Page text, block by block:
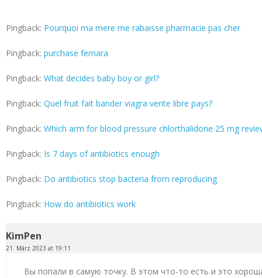
Pingback: Pourquoi ma mere me rabaisse pharmacie pas cher
Pingback: purchase femara
Pingback: What decides baby boy or girl?
Pingback: Quel fruit fait bander viagra vente libre pays?
Pingback: Which arm for blood pressure chlorthalidone 25 mg
Pingback: Is 7 days of antibiotics enough
Pingback: Do antibiotics stop bacteria from reproducing
Pingback: How do antibiotics work
KimPen
21. März 2023 at 19:11
Вы попали в самую точку. В этом что-то есть и это